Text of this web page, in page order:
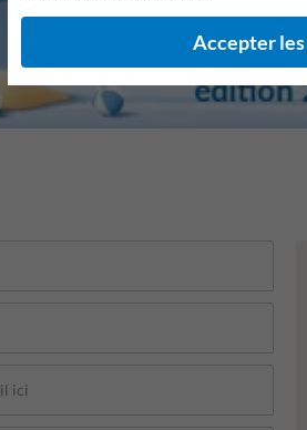
Accepter